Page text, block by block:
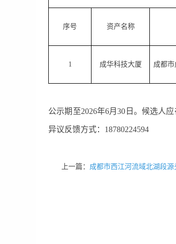
序号 资产名称
1 成华科技大厦 成都
公示期至2026年6月30 日。候选人
异议反馈方式： 18780224594
上一篇： 成都市西江河流域北湖段